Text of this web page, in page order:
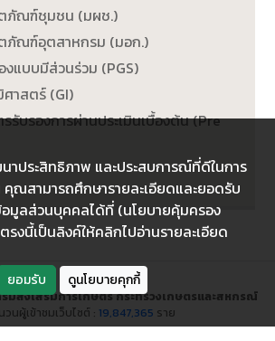
ภัณฑ์ชุมชน (มผช.)
ภัณฑ์อุตสาหกรม (มอก.)
งแบบมีส่วนร่วม (PGS)
าสตร์ (GI)
รับรองการผ่านประเมินเบื้องต้น (Pre
ส่งเสริมการเกษตร กระทรวงเกษตรและสหกรณ์
วนผู้เข้าชมเว็บไซต์ : 19,847,365 ราย
าประสิทธิภาพ และประสบการณ์ที่ดีในการ
ณสามารถศึกษารายละเอียดและยอดรับ
มูลส่วนบุคคลได้ที่ (นโยบายคุ้มครอง
งนี้เป็นลิงค์ให้คลิกไปอ่านรายละเอียด
ยอมรับ ดูนโยบายคุกกี้